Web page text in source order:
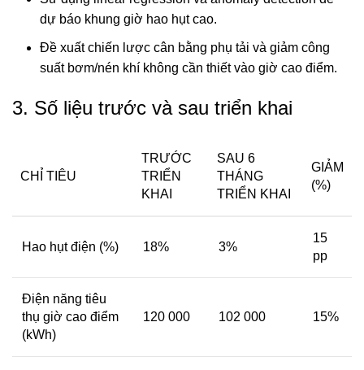
dự báo khung giờ hao hụt cao.
Đề xuất chiến lược cân bằng phụ tải và giảm công
suất bơm/nén khí không cần thiết vào giờ cao điểm.
3. Số liệu trước và sau triển khai
CHỈ TIÊU
TRƯỚC
TRIỂN
KHAI
SAU 6
THÁNG
TRIỂN KHAI
GIẢM
(%)
Hao hụt điện (%) 18% 3%
15
pp
Điện năng tiêu
thụ giờ cao điểm
(kWh)
120 000 102 000 15%